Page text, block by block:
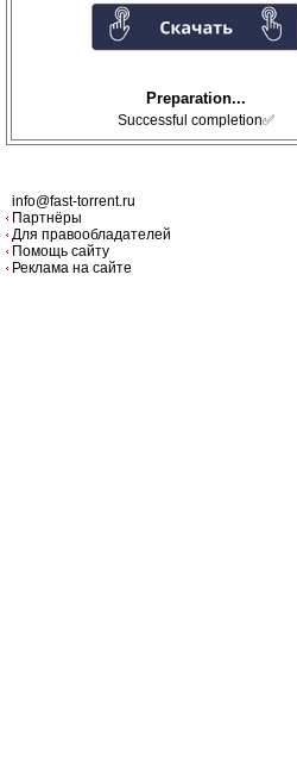
Preparation...
Successful completion✅
info@fast-torrent.ru
Партнёры
Для правообладателей
Помощь сайту
Реклама на сайте